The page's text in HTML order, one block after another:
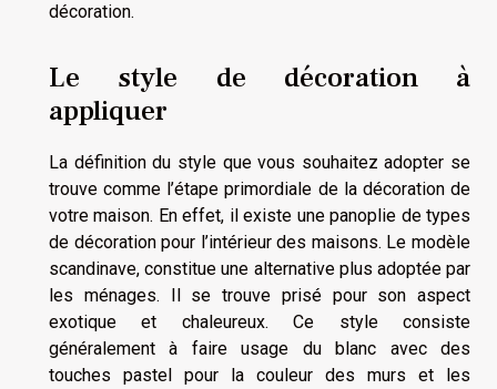
décoration.
Le style de décoration à
appliquer
La définition du style que vous souhaitez adopter se
trouve comme l’étape primordiale de la décoration de
votre maison. En effet, il existe une panoplie de types
de décoration pour l’intérieur des maisons. Le modèle
scandinave, constitue une alternative plus adoptée par
les ménages. Il se trouve prisé pour son aspect
exotique et chaleureux. Ce style consiste
généralement à faire usage du blanc avec des
touches pastel pour la couleur des murs et les